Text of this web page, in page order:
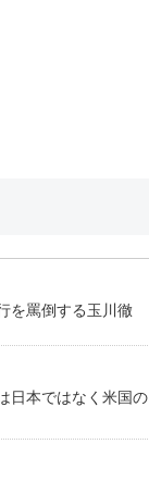
を罵倒する玉川徹
日本ではなく米国の